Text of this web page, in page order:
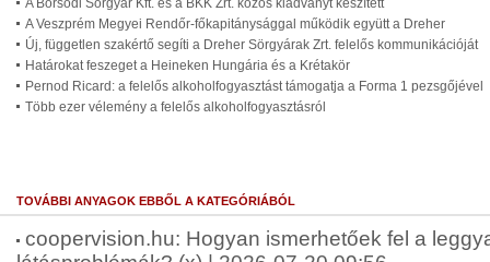
A Borsodi Sörgyár Kft. és a BKK Zrt. közös kiadványt készített
A Veszprém Megyei Rendőr-főkapitánysággal működik együtt a Dreher
Új, független szakértő segíti a Dreher Sörgyárak Zrt. felelős kommunikációját
Határokat feszeget a Heineken Hungária és a Krétakör
Pernod Ricard: a felelős alkoholfogyasztást támogatja a Forma 1 pezsgőjével
Több ezer vélemény a felelős alkoholfogyasztásról
TOVÁBBI ANYAGOK EBBŐL A KATEGÓRIÁBÓL
coopervision.hu: Hogyan ismerhetőek fel a